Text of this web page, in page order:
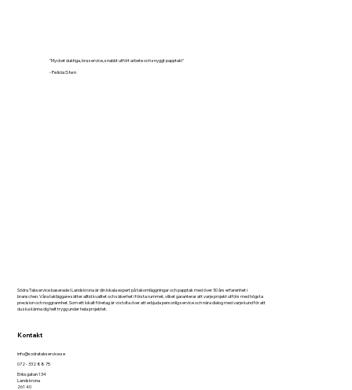
"Mycket duktiga, bra service, snabbt utfört arbete och snyggt papptak!"
- Felicia Sten
Södra Takservice baserade i Landskrona är din lokala expert på takomläggningar och papptak med över 30 års erfarenhet i
branschen. Våra takläggare sätter alltid kvalitet och säkerhet i första rummet, vilket garanterar att varje projekt utförs med högsta
precision och noggrannhet. Som ett lokalt företag är vi stolta över att erbjuda personlig service och nära dialog med varje kund för att
du ska känna dig helt trygg under hela projektet.
Kontakt
info@sodratakservice.se
072 - 332 88 75
Eriksgatan 134
Landskrona
261 40